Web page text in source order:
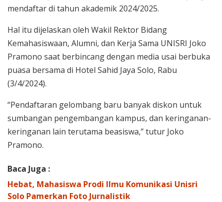
mendaftar di tahun akademik 2024/2025.
Hal itu dijelaskan oleh Wakil Rektor Bidang
Kemahasiswaan, Alumni, dan Kerja Sama UNISRI Joko
Pramono saat berbincang dengan media usai berbuka
puasa bersama di Hotel Sahid Jaya Solo, Rabu
(3/4/2024).
“Pendaftaran gelombang baru banyak diskon untuk
sumbangan pengembangan kampus, dan keringanan-
keringanan lain terutama beasiswa,” tutur Joko
Pramono.
Baca Juga :
Hebat, Mahasiswa Prodi Ilmu Komunikasi Unisri
Solo Pamerkan Foto Jurnalistik